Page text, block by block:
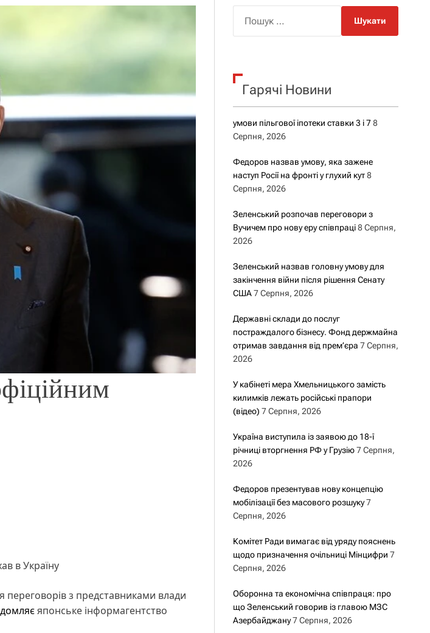
о
в
о
г
у
в Україну
переговорів з представниками влади
японське інформагентство
к
Гарячі Новини
умови пільгової іпотеки ставки 3 і 7 8
Серпня, 2026
Федоров назвав умову, яка зажене
наступ Росії на фронті у глухий кут 8
Серпня, 2026
Зеленський розпочав переговори з
Вучичем про нову еру співпраці 8 Серпня,
2026
Зеленський назвав головну умову для
закінчення війни після рішення Сенату
США 7 Серпня, 2026
Державні склади до послуг
постраждалого бізнесу. Фонд держмайна
отримав завдання від прем’єра 7 Серпня,
2026
У кабінеті мера Хмельницького замість
килимків лежать російські прапори
(відео) 7 Серпня, 2026
Україна виступила із заявою до 18-ї
річниці вторгнення РФ у Грузію 7 Серпня,
2026
Федоров презентував нову концепцію
мобілізації без масового розшуку 7
Серпня, 2026
Комітет Ради вимагає від уряду пояснень
щодо призначення очільниці Мінцифри 7
Серпня, 2026
Оборонна та економічна співпраця: про
що Зеленський говорив із главою МЗС
Азербайджану 7 Серпня, 2026